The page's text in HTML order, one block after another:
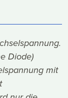
Diode)
mit